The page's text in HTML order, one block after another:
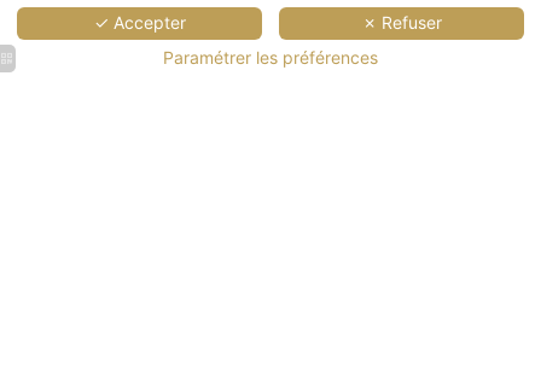
✓ Accepter
✗ Refuser
Paramétrer les préférences